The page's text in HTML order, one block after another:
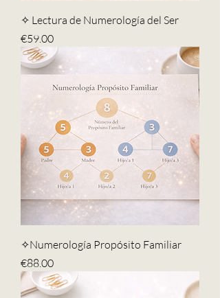
✧ Lectura de Numerología del Ser
Price
€59.00
✧Numerología Propósito Familiar
Price
€88.00